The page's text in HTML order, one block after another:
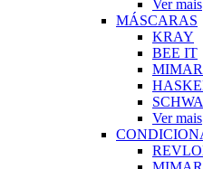
Ver mais
MÁSCARAS
KRAY
BEE IT
Ver mais